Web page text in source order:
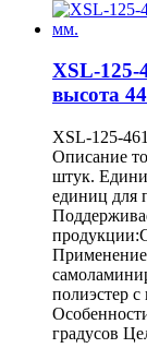
XSL-125-
высота
XSL-125-
Описание
штук.
единиц для
полиэстер
градусов